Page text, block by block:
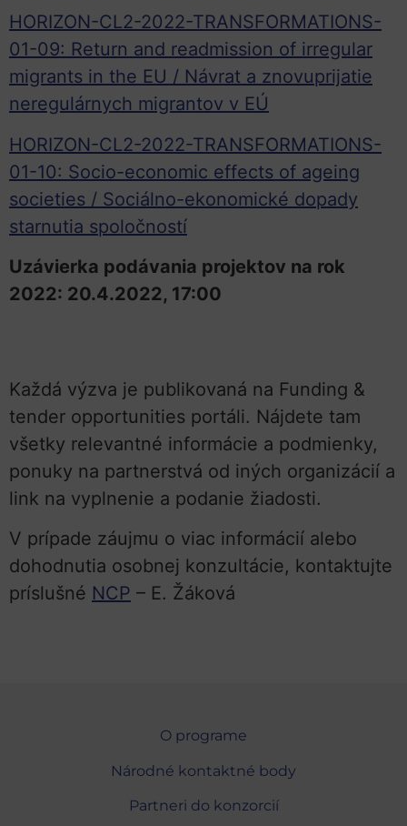
HORIZON-CL2-2022-TRANSFORMATIONS-
01-09: Return and readmission of irregular
migrants in the EU / Návrat a znovuprijatie
neregulárnych migrantov v EÚ
HORIZON-CL2-2022-TRANSFORMATIONS-
01-10: Socio-economic effects of ageing
societies / Sociálno-ekonomické dopady
starnutia spoločností
Uzávierka podávania projektov na rok
2022: 20.4.2022, 17:00
Každá výzva je publikovaná na Funding &
tender opportunities portáli. Nájdete tam
všetky relevantné informácie a podmienky,
ponuky na partnerstvá od iných organizácií a
link na vyplnenie a podanie žiadosti.
V prípade záujmu o viac informácií alebo
dohodnutia osobnej konzultácie, kontaktujte
príslušné NCP – E. Žáková
O programe
Národné kontaktné body
Partneri do konzorcií